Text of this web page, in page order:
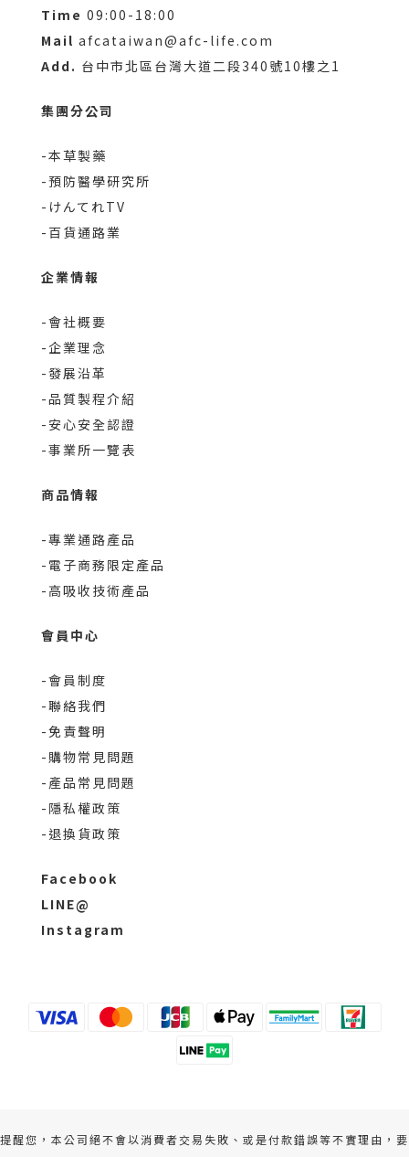
Time 09:00-18:00
Mail afcataiwan@afc-life.com
Add. 台中市北區台灣大道二段340號10樓之1
集團分公司
-本草製藥
-預防醫學研究所
-けんてれTV
-百貨通路業
企業情報
-會社概要
-企業理念
-發展沿革
-品質製程介紹
-安心安全認證
-事業所一覽表
商品情報
-專業通路產品
-電子商務限定產品
-高吸收技術產品
會員中心
-會員制度
-聯絡我們
-免責聲明
-購物常見問題
-產品常見問題
-隱私權政策
-退換貨政策
Facebook
LINE@
Instagram
提醒您，本公司絕不會以消費者交易失敗、或是付款錯誤等不實理由，要